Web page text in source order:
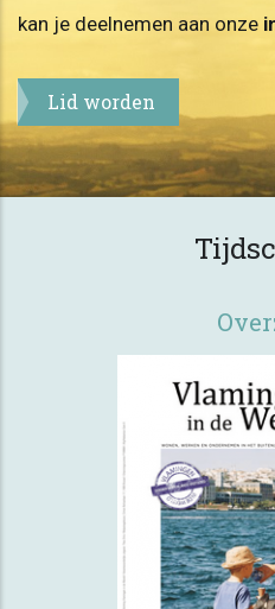
kan je deelnemen aan onze
Lid worden